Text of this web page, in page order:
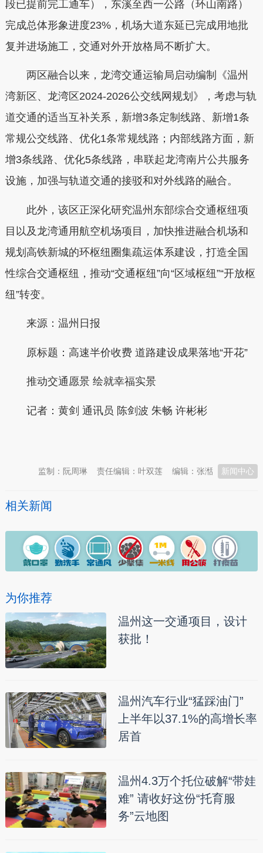
段已提前完工通车），东溪至西一公路（环山南路）
完成总体形象进度23%，机场大道东延已完成用地批
复并进场施工，交通对外开放格局不断扩大。
两区融合以来，龙湾交通运输局启动编制《温州
湾新区、龙湾区2024-2026公交线网规划》，考虑与轨
道交通的适当互补关系，新增3条定制线路、新增1条
常规公交线路、优化1条常规线路；内部线路方面，新
增3条线路、优化5条线路，串联起龙湾南片公共服务
设施，加强与轨道交通的接驳和对外线路的融合。
此外，该区正深化研究温州东部综合交通枢纽项
目以及龙湾通用航空机场项目，加快推进融合机场和
规划高铁新城的环枢纽圈集疏运体系建设，打造全国
性综合交通枢纽，推动“交通枢纽”向“区域枢纽”“开放枢
纽”转变。
来源：温州日报
原标题：高速半价收费 道路建设成果落地“开花”
推动交通愿景 绘就幸福实景
记者：黄剑 通讯员 陈剑波 朱畅 许彬彬
新闻中心
编辑：张湉
责任编辑：叶双莲
监制：阮周琳
相关新闻
为你推荐
温州这一交通项目，设计
获批！
温州汽车行业“猛踩油门”
上半年以37.1%的高增长率
居首
温州4.3万个托位破解“带娃
难” 请收好这份“托育服
务”云地图